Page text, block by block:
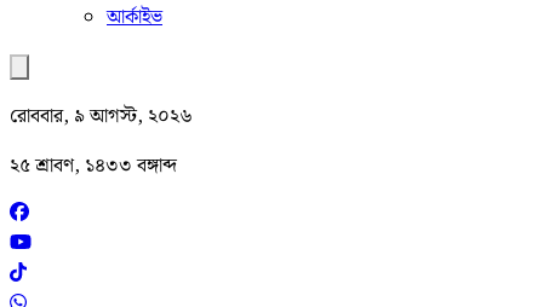
আর্কাইভ
রোববার, ৯ আগস্ট, ২০২৬
২৫ শ্রাবণ, ১৪৩৩ বঙ্গাব্দ